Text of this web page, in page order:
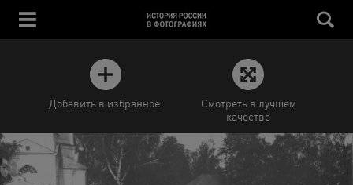
Добавить в избранное
Смотреть в лучшем
качестве